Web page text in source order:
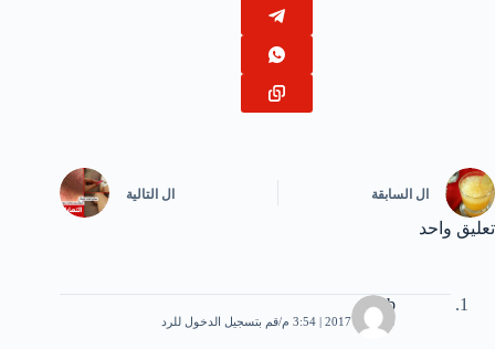
ال السابقة ال التالية
تعليق واحد
zineb
20 يناير، 2017 | 3:54 م قم بتسجيل الدخول للرد